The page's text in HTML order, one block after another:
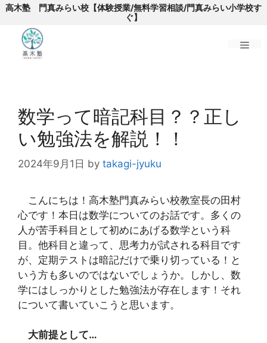
高木塾 門真みらい校【体験授業/無料学習相談/門真みらい小学校す
ぐ】
数学って暗記科目？？正し
い勉強法を解説！！
2024年9月1日 by takagi-jyuku
こんにちは！高木塾門真みらい校教室長の田村
心です！本日は数学についてのお話です。多くの
人が苦手科目として初めにあげる数学という科
目。他科目と違って、思考力が試される科目です
が、定期テストは暗記だけで乗り切っている！と
いう方も多いのではないでしょうか。しかし、数
学にはしっかりとした勉強法が存在します！それ
について書いていこうと思います。
大前提として…